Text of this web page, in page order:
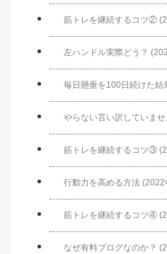
筋トレを継続するコツ②
左ハンドル実際どう？
毎日懸垂を100日続けた
やらない言い訳していま
筋トレを継続するコツ③
行動力を高める方法
筋トレを継続するコツ④
なぜ有料ブログなのか？